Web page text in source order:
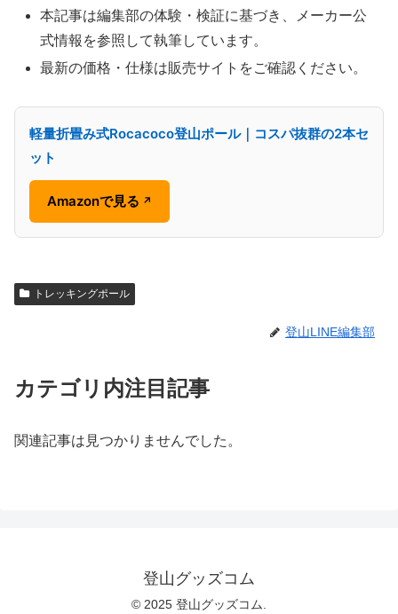
本記事は編集部の体験・検証に基づき、メーカー公
式情報を参照して執筆しています。
最新の価格・仕様は販売サイトをご確認ください。
軽量折畳み式Rocacoco登山ポール｜コスパ抜群の2本セ
ット
Amazonで見る ↗
トレッキングポール
登山LINE編集部
カテゴリ内注目記事
関連記事は見つかりませんでした。
登山グッズコム
© 2025 登山グッズコム.